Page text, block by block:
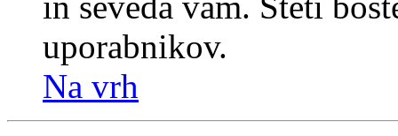
uporabnikov.
Na vrh